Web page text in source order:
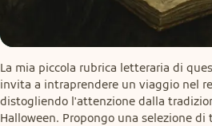
La mia piccola rubrica letteraria di
invita a intraprendere un viaggio nel
distogliendo l'attenzione dalla
Halloween. Propongo una selezione